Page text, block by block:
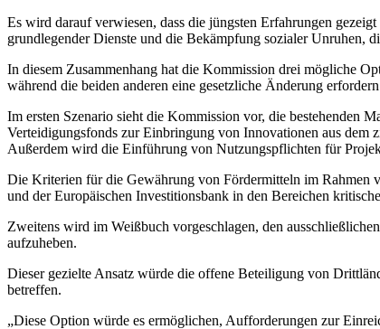
Es wird darauf verwiesen, dass die jüngsten Erfahrungen
grundlegender Dienste und die Bekämpfung sozialer Unruhen,
In diesem Zusammenhang hat die Kommission drei mögliche
während die beiden anderen eine gesetzliche Änderung
Im ersten Szenario sieht die Kommission vor, die bestehenden
Verteidigungsfonds zur Einbringung von Innovationen aus
Außerdem wird die Einführung von Nutzungspflichten für
Die Kriterien für die Gewährung von Fördermitteln im Rahmen
und der Europäischen Investitionsbank in den Bereichen
Zweitens wird im Weißbuch vorgeschlagen, den
aufzuheben.
Dieser gezielte Ansatz würde die offene Beteiligung von
betreffen.
„Diese Option würde es ermöglichen, Aufforderungen zur